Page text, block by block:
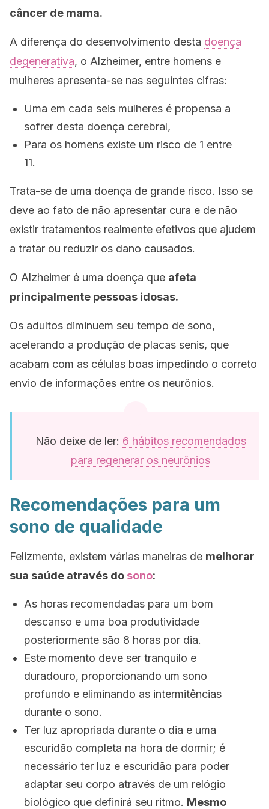
câncer de mama.
A diferença do desenvolvimento desta doença
degenerativa, o Alzheimer, entre homens e
mulheres apresenta-se nas seguintes cifras:
Uma em cada seis mulheres é propensa a
sofrer desta doença cerebral,
Para os homens existe um risco de 1 entre
11.
Trata-se de uma doença de grande risco. Isso se
deve ao fato de não apresentar cura e de não
existir tratamentos realmente efetivos que ajudem
a tratar ou reduzir os dano causados.
O Alzheimer é uma doença que afeta
principalmente pessoas idosas.
Os adultos diminuem seu tempo de sono,
acelerando a produção de placas senis, que
acabam com as células boas impedindo o correto
envio de informações entre os neurônios.
Não deixe de ler: 6 hábitos recomendados
para regenerar os neurônios
Recomendações para um
sono de qualidade
Felizmente, existem várias maneiras de melhorar
sua saúde através do sono:
As horas recomendadas para um bom
descanso e uma boa produtividade
posteriormente são 8 horas por dia.
Este momento deve ser tranquilo e
duradouro, proporcionando um sono
profundo e eliminando as intermitências
durante o sono.
Ter luz apropriada durante o dia e uma
escuridão completa na hora de dormir; é
necessário ter luz e escuridão para poder
adaptar seu corpo através de um relógio
biológico que definirá seu ritmo. Mesmo